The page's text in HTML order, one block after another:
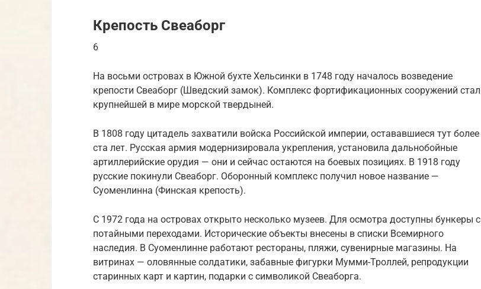
Крепость Свеаборг
6
На восьми островах в Южной бухте Хельсинки в 1748 году началось возведение
крепости Свеаборг (Шведский замок). Комплекс фортификационных сооружений стал
крупнейшей в мире морской твердыней.
В 1808 году цитадель захватили войска Российской империи, остававшиеся тут более
ста лет. Русская армия модернизировала укрепления, установила дальнобойные
артиллерийские орудия — они и сейчас остаются на боевых позициях. В 1918 году
русские покинули Свеаборг. Оборонный комплекс получил новое название —
Суоменлинна (Финская крепость).
С 1972 года на островах открыто несколько музеев. Для осмотра доступны бункеры с
потайными переходами. Исторические объекты внесены в списки Всемирного
наследия. В Суоменлинне работают рестораны, пляжи, сувенирные магазины. На
витринах — оловянные солдатики, забавные фигурки Мумми-Троллей, репродукции
старинных карт и картин, подарки с символикой Свеаборга.